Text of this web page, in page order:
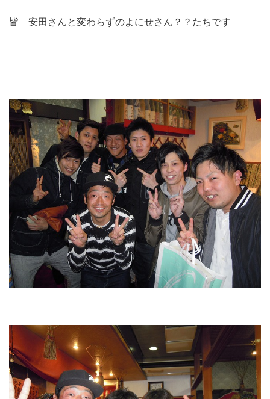
皆 安田さんと変わらずのよにせさん？？たちです